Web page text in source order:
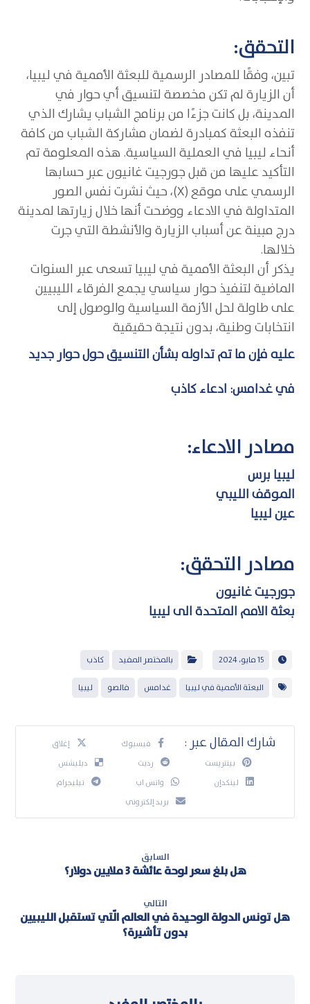
التحقق:
تبين، وفقًا للمصادر الرسمية للبعثة الأممية في ليبيا،
أن الزيارة لم تكن مخصصة لتنسيق أي حوار في
المدينة، بل كانت جزءًا من برنامج الشباب يشارك الذي
تنفذه البعثة كمبادرة لضمان مشاركة الشباب من كافة
أنحاء ليبيا في العملية السياسية. هذه المعلومة تم
التأكيد عليها من قبل جورجيت غانيون عبر حسابها
الرسمي على موقع (X)، حيث نشرت نفس الصور
المتداولة في الادعاء ووضحت أنها خلال زيارتها لمدينة
درج مبينة عن أسباب الزيارة والأنشطة التي جرت
خلالها.
يذكر أن البعثة الأممية في ليبيا تسعى عبر السنوات
الماضية لتنفيذ حوار سياسي يجمع الفرقاء الليبيين
على طاولة لحل الأزمة السياسية والوصول إلى
انتخابات وطنية، بدون نتيجة حقيقية
عليه فإن ما تم تداوله بشأن التنسيق حول حوار جديد
في غدامس: ادعاء كاذب
مصادر الادعاء:
ليبيا برس
الموقف الليبي
عين ليبيا
مصادر التحقق:
جورجيت غانيون
بعثة الامم المتحدة الى ليبيا
15 مايو، 2024 بالمختصر المفيد كاذب
البعثة الأممية في ليبيا غدامس فالصو ليبيا
فيسبوك
إغلاق
بينتريست
رديت
ديليشس
لينكدإن
واتس اب
تيليجرام
بريد إلكتروني
السابق
هل بلغ سعر لوحة عائشة 3 ملايين دولار؟
التالي
هل تونس الدولة الوحيدة في العالم الّتي تستقبل الليبيين
بدون تأشيرة؟